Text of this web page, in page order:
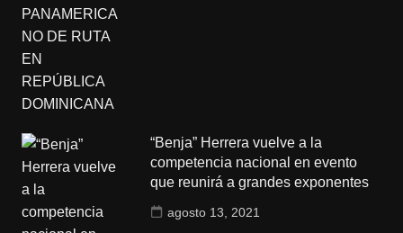
“Benja” Herrera vuelve a la
competencia nacional en evento
que reunirá a grandes exponentes
agosto 13, 2021